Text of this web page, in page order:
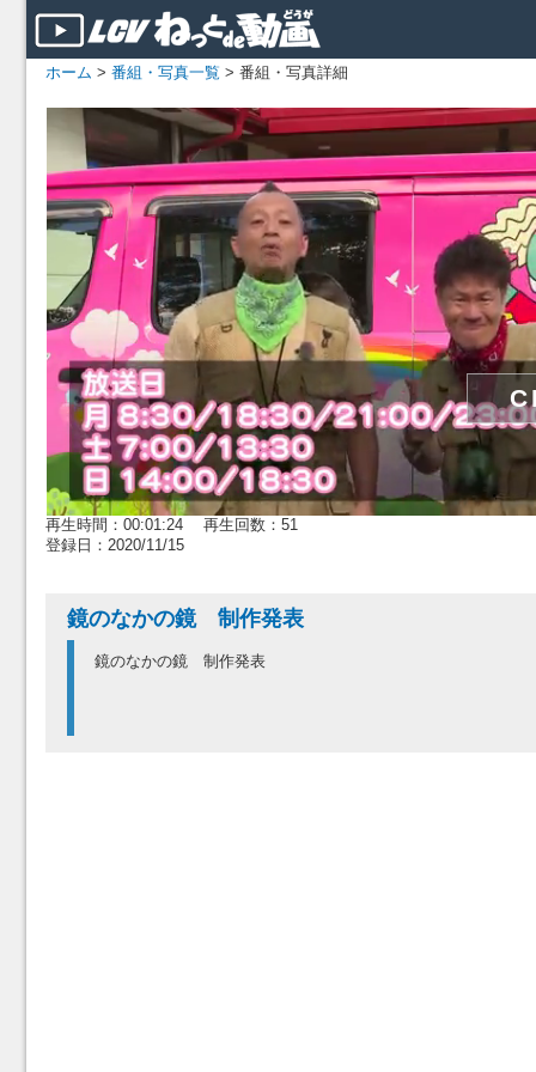
ホーム > 番組・写真一覧 > 番組・写真詳細
再生時間：00:01:24 再生回数：51
登録日：2020/11/15
鏡のなかの鏡 制作発表
鏡のなかの鏡 制作発表